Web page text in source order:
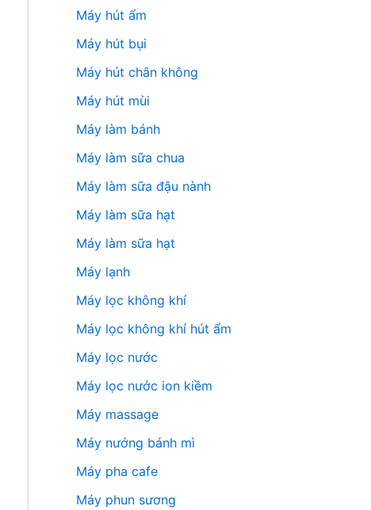
Máy hút ẩm
Máy hút bụi
Máy hút chân không
Máy hút mùi
Máy làm bánh
Máy làm sữa chua
Máy làm sữa đậu nành
Máy làm sữa hạt
Máy làm sữa hạt
Máy lạnh
Máy lọc không khí
Máy lọc không khí hút ẩm
Máy lọc nước
Máy lọc nước ion kiềm
Máy massage
Máy nướng bánh mì
Máy pha cafe
Máy phun sương